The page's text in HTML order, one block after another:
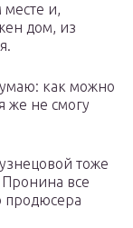
месте и,
дом, из
как можно
же не смогу
тоже
Пронина все
продюсера